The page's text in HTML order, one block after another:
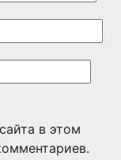
в этом